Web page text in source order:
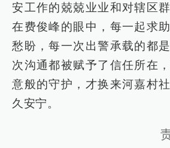
安工作的兢兢业业和对辖区
在费俊峰的眼中，每一起求
愁盼，每一次出警承载的都
次沟通都被赋予了信任所在
意般的守护，才换来河嘉村
久安宁。